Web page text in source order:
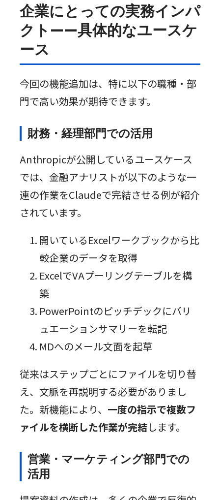
企業にとっての実務インパ
クト——具体的なユースケ
ース
今回の機能追加は、特に以下の職種・部
門で高い効果が期待できます。
財務・経理部門での活用
Anthropicが公開しているユースケース
では、金融アナリストが以下のような一
連の作業をClaudeで完結させる例が紹介
されています。
開いているExcelワークブックから比
較企業のデータを取得
ExcelでVAプーリングテーブルを構
築
PowerPointのピッチデックにバリ
ュエーションサマリーを転記
MDへのメール文面を起草
従来はステップごとにファイルを切り替
え、文脈を再説明する必要がありまし
た。新機能により、 一度の指示で複数フ
ァイルを横断した作業が完結します。
営業・マーケティング部門での
活用